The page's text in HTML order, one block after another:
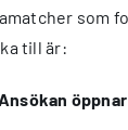
som
till är:
öppnar